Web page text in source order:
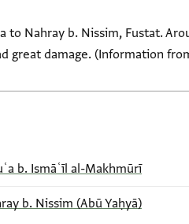
Nahray b. Nissim, Fustat.
damage. (Information
b. Ismāʿīl al-Makhmūrī
(Abū Yaḥyā) Nahray b. Nissim